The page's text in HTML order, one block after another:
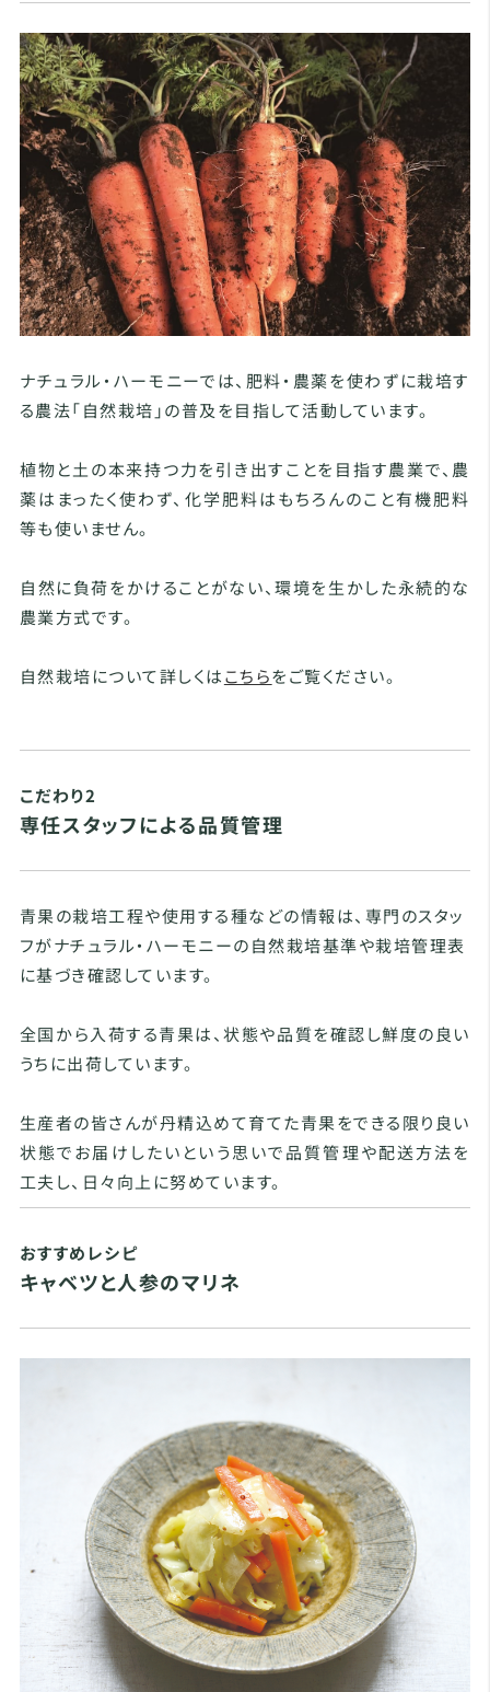
ナチュラル・ハーモニーでは、肥料・農薬を使わずに栽培す
る農法「自然栽培」の普及を目指して活動しています。
植物と土の本来持つ力を引き出すことを目指す農業で、農
薬はまったく使わず、化学肥料はもちろんのこと有機肥料
等も使いません。
自然に負荷をかけることがない、環境を生かした永続的な
農業方式です。
自然栽培について詳しくはこちらをご覧ください。
こだわり2
専任スタッフによる品質管理
青果の栽培工程や使用する種などの情報は、専門のスタッ
フがナチュラル・ハーモニーの自然栽培基準や栽培管理表
に基づき確認しています。
全国から入荷する青果は、状態や品質を確認し鮮度の良い
うちに出荷しています。
生産者の皆さんが丹精込めて育てた青果をできる限り良い
状態でお届けしたいという思いで品質管理や配送方法を
工夫し、日々向上に努めています。
おすすめレシピ
キャベツと人参のマリネ